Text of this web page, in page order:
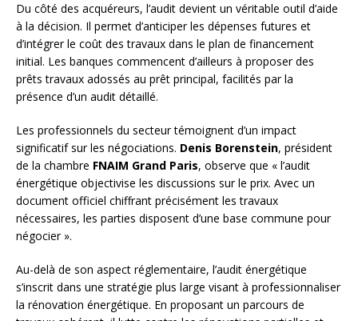
Du côté des acquéreurs, l’audit devient un véritable outil d’aide
à la décision. Il permet d’anticiper les dépenses futures et
d’intégrer le coût des travaux dans le plan de financement
initial. Les banques commencent d’ailleurs à proposer des
prêts travaux adossés au prêt principal, facilités par la
présence d’un audit détaillé.
Les professionnels du secteur témoignent d’un impact
significatif sur les négociations. Denis Borenstein, président
de la chambre FNAIM Grand Paris, observe que « l’audit
énergétique objectivise les discussions sur le prix. Avec un
document officiel chiffrant précisément les travaux
nécessaires, les parties disposent d’une base commune pour
négocier ».
Au-delà de son aspect réglementaire, l’audit énergétique
s’inscrit dans une stratégie plus large visant à professionnaliser
la rénovation énergétique. En proposant un parcours de